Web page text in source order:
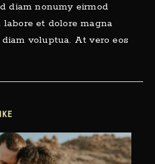
diam nonumy eirmod
et dolore magna
voluptua. At vero eos